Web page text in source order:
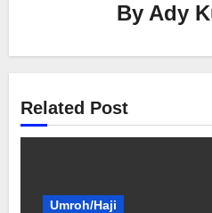
By Ady
Related Post
Umroh/Haji